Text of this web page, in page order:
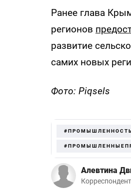
Ранее глава
регионов
развитие
самих новых
Фото: Piqsels
#ПРОМЫШЛЕННОСТЬ
Алевтина